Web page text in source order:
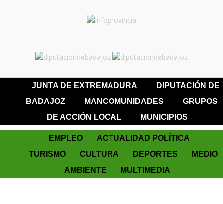
JUNTA DE EXTREMADURA
DIPUTACIÓN DE
BADAJOZ
MANCOMUNIDADES
GRUPOS
DE ACCIÓN LOCAL
MUNICIPIOS
EMPLEO
ACTUALIDAD POLÍTICA
TURISMO
CULTURA DEPORTES
MEDIO
AMBIENTE
MULTIMEDIA